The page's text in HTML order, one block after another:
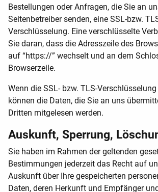
Bestellungen oder Anfragen, die Sie an
Seitenbetreiber senden, eine SSL-bzw.
Verschlüsselung. Eine verschlüsselte
Sie daran, dass die Adresszeile des
auf “https://” wechselt und an dem
Browserzeile.
Wenn die SSL- bzw. TLS-
können die Daten, die Sie an uns
Dritten mitgelesen werden.
Auskunft, Sperrung,
Sie haben im Rahmen der geltenden
Bestimmungen jederzeit das Recht auf
Auskunft über Ihre gespeicherten
Daten, deren Herkunft und Empfänger